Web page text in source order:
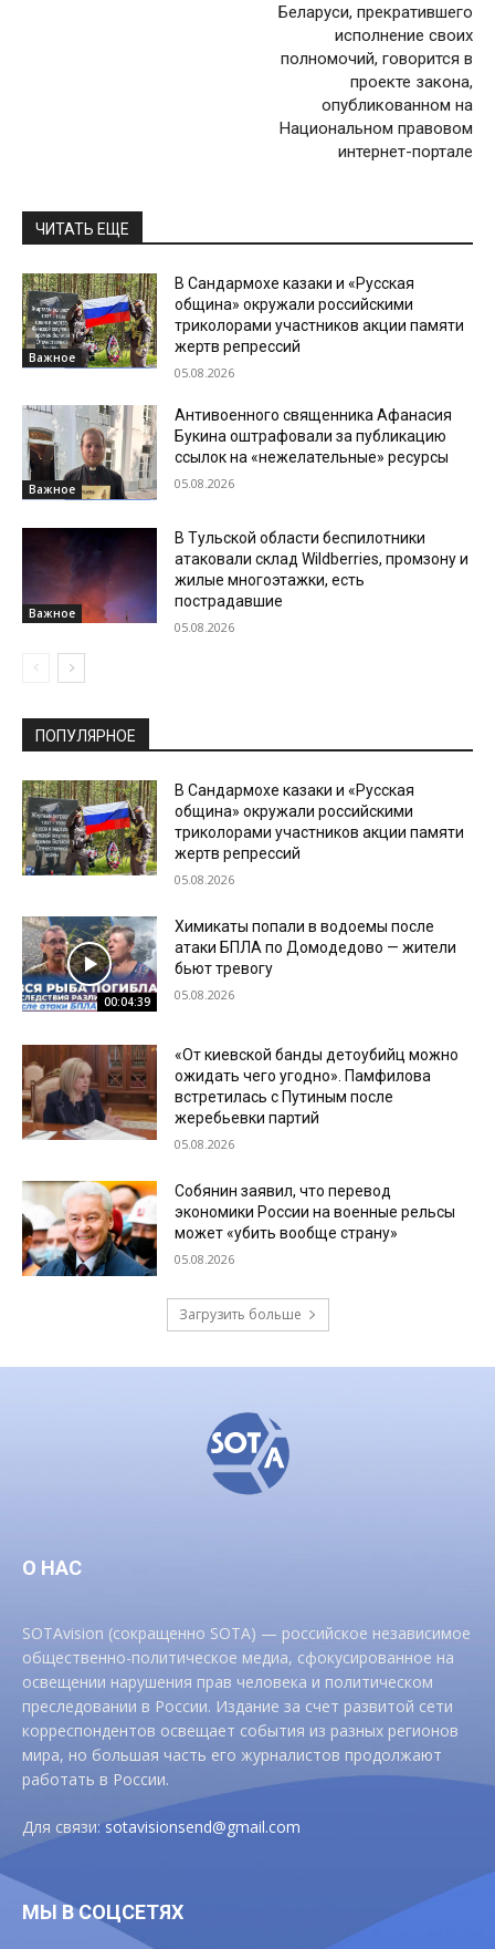
Беларуси, прекратившего
исполнение своих
полномочий, говорится в
проекте закона,
опубликованном на
Национальном правовом
интернет-портале
ЧИТАТЬ ЕЩЕ
Важное
В Сандармохе казаки и «Русская
община» окружали российскими
триколорами участников акции памяти
жертв репрессий
05.08.2026
Важное
Антивоенного священника Афанасия
Букина оштрафовали за публикацию
ссылок на «нежелательные» ресурсы
05.08.2026
Важное
В Тульской области беспилотники
атаковали склад Wildberries, промзону и
жилые многоэтажки, есть
пострадавшие
05.08.2026
ПОПУЛЯРНОЕ
В Сандармохе казаки и «Русская
община» окружали российскими
триколорами участников акции памяти
жертв репрессий
05.08.2026
00:04:39
Химикаты попали в водоемы после
атаки БПЛА по Домодедово — жители
бьют тревогу
05.08.2026
«От киевской банды детоубийц можно
ожидать чего угодно». Памфилова
встретилась с Путиным после
жеребьевки партий
05.08.2026
Собянин заявил, что перевод
экономики России на военные рельсы
может «убить вообще страну»
05.08.2026
Загрузить больше
О НАС
SOTAvision (сокращенно SOTA) — российское независимое
общественно-политическое медиа, сфокусированное на
освещении нарушения прав человека и политическом
преследовании в России. Издание за счет развитой сети
корреспондентов освещает события из разных регионов
мира, но большая часть его журналистов продолжают
работать в России.
Для связи:sotavisionsend@gmail.com
МЫ В СОЦСЕТЯХ